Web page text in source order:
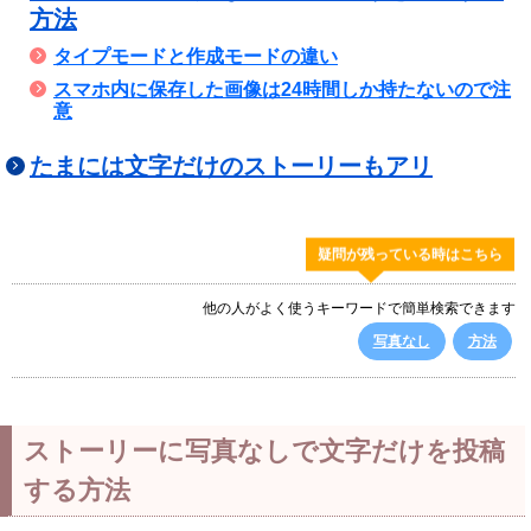
方法
タイプモードと作成モードの違い
スマホ内に保存した画像は24時間しか持たないので注
意
たまには文字だけのストーリーもアリ
疑問が残っている時はこちら
他の人がよく使うキーワードで簡単検索できます
写真なし
方法
ストーリーに写真なしで文字だけを投稿
する方法